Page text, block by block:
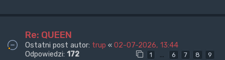
Re: QUEEN
Ostatni post autor: trup « 02-07-2026, 13:44
Odpowiedzi: 172 1 … 6 7 8 9